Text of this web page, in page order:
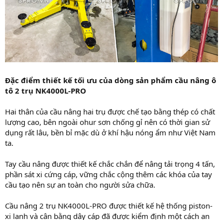
Đặc điểm thiết kế tối ưu của dòng sản phẩm cầu nâng ô
tô 2 trụ NK4000L-PRO
Hai thân của cầu nâng hai trụ được chế tạo bằng thép có chất
lượng cao, bên ngoài ohur sơn chống gỉ nên có thời gian sử
dụng rất lâu, bền bỉ mặc dù ở khí hậu nóng ẩm như Việt Nam
ta.
Tay cầu nâng được thiết kế chắc chắn để nâng tải trọng 4 tấn,
phần sát xi cứng cáp, vững chắc cộng thêm các khóa của tay
cầu tạo nên sự an toàn cho người sửa chữa.
Cầu nâng 2 trụ NK4000L-PRO được thiết kế hệ thống piston-
xi lanh và cân bằng dây cáp đã được kiểm định một cách an